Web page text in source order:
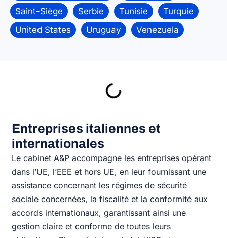
Saint-Siège
Serbie Tunisie
Turquie
United States
Uruguay Venezuela
Entreprises italiennes et
internationales
Le cabinet A&P accompagne les entreprises opérant
dans l’UE, l’EEE et hors UE, en leur fournissant une
assistance concernant les régimes de sécurité
sociale concernées, la fiscalité et la conformité aux
accords internationaux, garantissant ainsi une
gestion claire et conforme de toutes leurs